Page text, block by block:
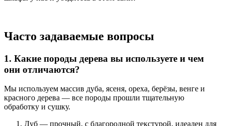
Часто задаваемые вопросы
1. Какие породы дерева вы используете и чем
они отличаются?
Мы используем массив дуба, ясеня, ореха, берёзы, венге и
красного дерева — все породы прошли тщательную
обработку и сушку.
Дуб — прочный, с благородной текстурой, идеален для